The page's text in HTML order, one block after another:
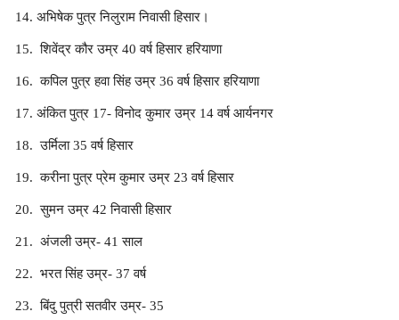
अभिषेक पुत्र निलुराम निवासी हिसार।
शिवेंद्र कौर उम्र 40 वर्ष हिसार हरियाणा
कपिल पुत्र हवा सिंह उम्र 36 वर्ष हिसार हरियाणा
अंकित पुत्र 17- विनोद कुमार उम्र 14 वर्ष आर्यनगर
उर्मिला 35 वर्ष हिसार
करीना पुत्र प्रेम कुमार उम्र 23 वर्ष हिसार
सुमन उम्र 42 निवासी हिसार
अंजली उम्र- 41 साल
भरत सिंह उम्र- 37 वर्ष
बिंदु पुत्री सतवीर उम्र- 35